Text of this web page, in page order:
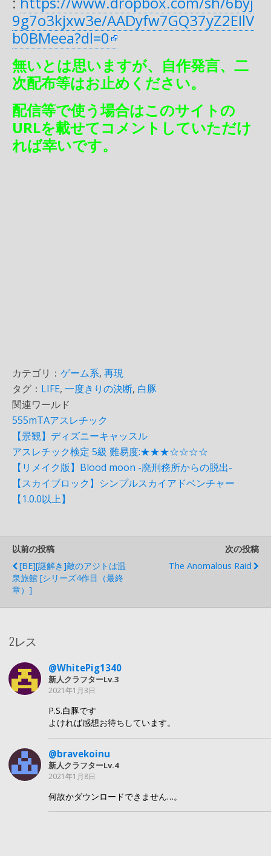
9g7o3kjxw3e/AADyfw7GQ37yZ2EIlV
b0BMeea?dl=0
無いとは思いますが、自作発言、二
次配布等はお止めください。
配信等で使う場合はこのサイトの
URLを載せてコメントしていただけ
れば幸いです。
カテゴリ： ゲーム系, 再現
タグ： LIFE, 一度きりの決断, 白豚
関連ワールド
555mTAアスレチック
【景観】ディズニーキャッスル
アスレチック検定 5級 難易度:★★★☆☆☆☆
【リメイク版】Blood moon -廃刑務所からの脱出-
【スカイブロック】シンプルスカイアドベンチャー
【1.0.0以上】
以前の投稿
[BE][謎解き]敵のアジトは温
泉旅館 [シリーズ4作目（最終
章）]
次の投稿
The Anomalous Raid
2レス
@WhitePig1340
新人クラフターLv.3
2021年1月3日
P.S.白豚です
よければ感想お待ちしています。
@bravekoinu
新人クラフターLv.4
2021年1月8日
何故かダウンロードできません…。